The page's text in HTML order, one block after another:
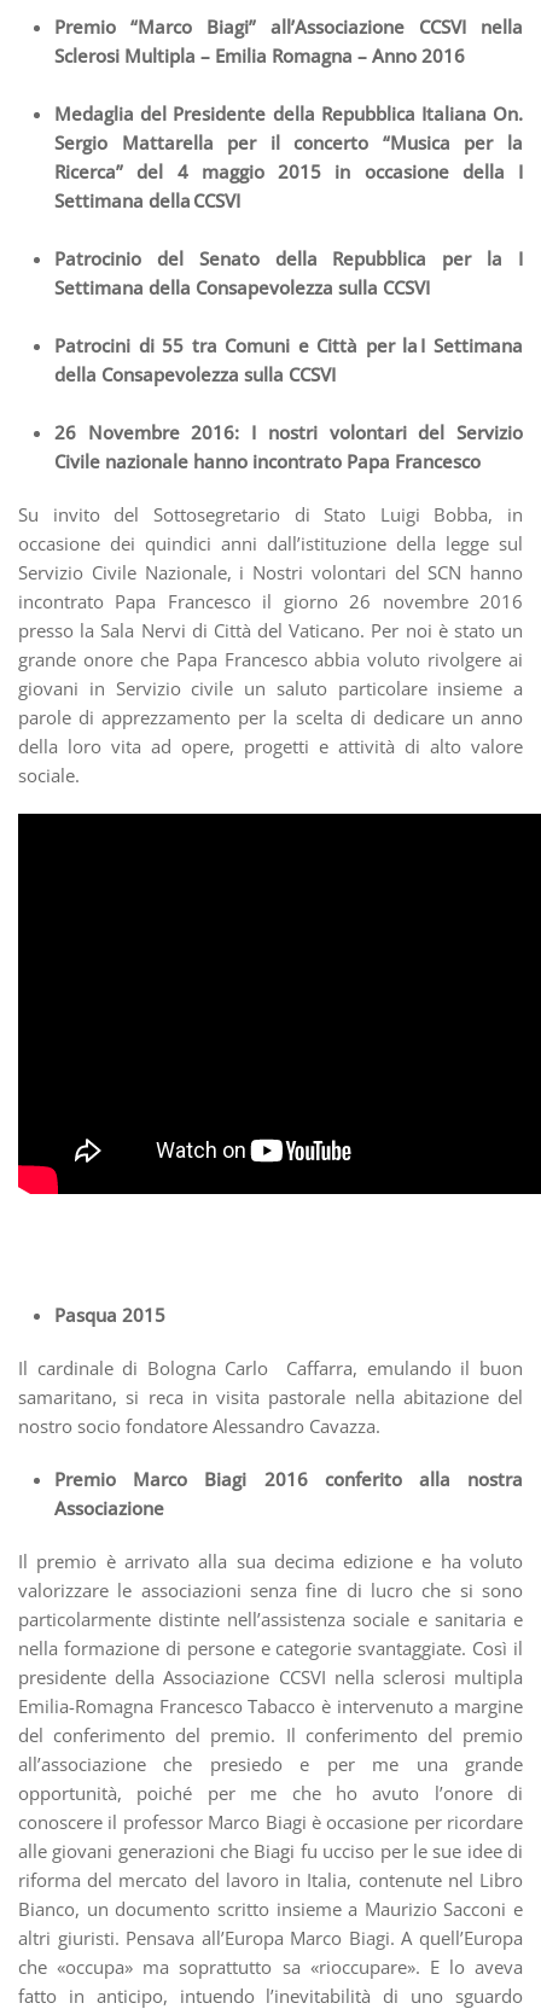
Premio “Marco Biagi” all’Associazione CCSVI nella
Sclerosi Multipla – Emilia Romagna – Anno 2016
Medaglia del Presidente della Repubblica Italiana On.
Sergio Mattarella per il concerto “Musica per la
Ricerca” del 4 maggio 2015 in occasione della I
Settimana della CCSVI
Patrocinio del Senato della Repubblica per la I
Settimana della Consapevolezza sulla CCSVI
Patrocini di 55 tra Comuni e Città per la I Settimana
della Consapevolezza sulla CCSVI
26 Novembre 2016: I nostri volontari del Servizio
Civile nazionale hanno incontrato Papa Francesco
Su invito del Sottosegretario di Stato Luigi Bobba, in
occasione dei quindici anni dall’istituzione della legge sul
Servizio Civile Nazionale, i Nostri volontari del SCN hanno
incontrato Papa Francesco il giorno 26 novembre 2016
presso la Sala Nervi di Città del Vaticano. Per noi è stato un
grande onore che Papa Francesco abbia voluto rivolgere ai
giovani in Servizio civile un saluto particolare insieme a
parole di apprezzamento per la scelta di dedicare un anno
della loro vita ad opere, progetti e attività di alto valore
sociale.
Pasqua 2015
Il cardinale di Bologna Carlo Caffarra, emulando il buon
samaritano, si reca in visita pastorale nella abitazione del
nostro socio fondatore Alessandro Cavazza.
Premio Marco Biagi 2016 conferito alla nostra
Associazione
Il premio è arrivato alla sua decima edizione e ha voluto
valorizzare le associazioni senza fine di lucro che si sono
particolarmente distinte nell’assistenza sociale e sanitaria e
nella formazione di persone e categorie svantaggiate. Così il
presidente della Associazione CCSVI nella sclerosi multipla
Emilia-Romagna Francesco Tabacco è intervenuto a margine
del conferimento del premio. Il conferimento del premio
all’associazione che presiedo e per me una grande
opportunità, poiché per me che ho avuto l’onore di
conoscere il professor Marco Biagi è occasione per ricordare
alle giovani generazioni che Biagi fu ucciso per le sue idee di
riforma del mercato del lavoro in Italia, contenute nel Libro
Bianco, un documento scritto insieme a Maurizio Sacconi e
altri giuristi. Pensava all’Europa Marco Biagi. A quell’Europa
che «occupa» ma soprattutto sa «rioccupare». E lo aveva
fatto in anticipo, intuendo l’inevitabilità di uno sguardo